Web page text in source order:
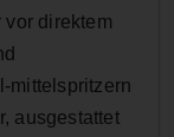
vor direktem
mittelspritzern
ausgestattet